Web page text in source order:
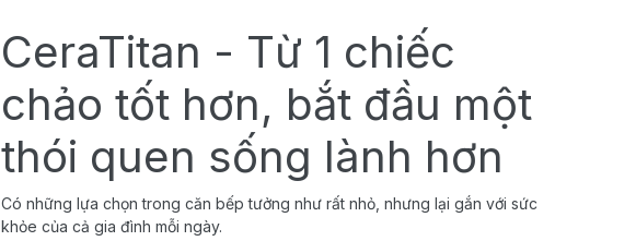
CeraTitan - Từ 1 chiếc
chảo tốt hơn, bắt đầu một
thói quen sống lành hơn
Có những lựa chọn trong căn bếp tưởng như rất nhỏ, nhưng lại gắn với sức
khỏe của cả gia đình mỗi ngày.